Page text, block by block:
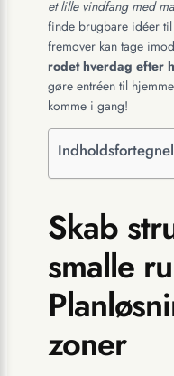
et lille vindfang med
finde brugbare idéer
fremover kan tage
rodet hverdag efter
gøre entréen til
komme i gang!
Skab
smalle
zoner